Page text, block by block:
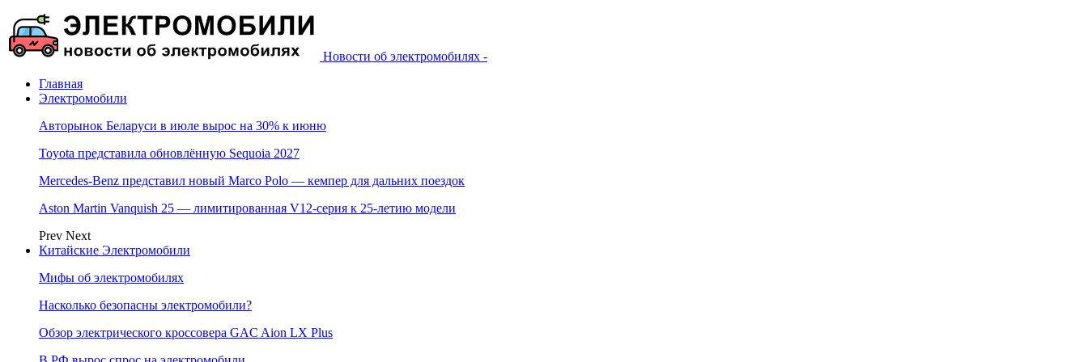
Новости об электромобилях -
Главная
Электромобили
Авторынок Беларуси в июле вырос на 30% к июню
Toyota представила обновлённую Sequoia 2027
Mercedes-Benz представил новый Marco Polo — кемпер для дальних поездок
Aston Martin Vanquish 25 — лимитированная V12-серия к 25-летию модели
Prev Next
Китайские Электромобили
Мифы об электромобилях
Насколько безопасны электромобили?
Обзор электрического кроссовера GAC Aion LX Plus